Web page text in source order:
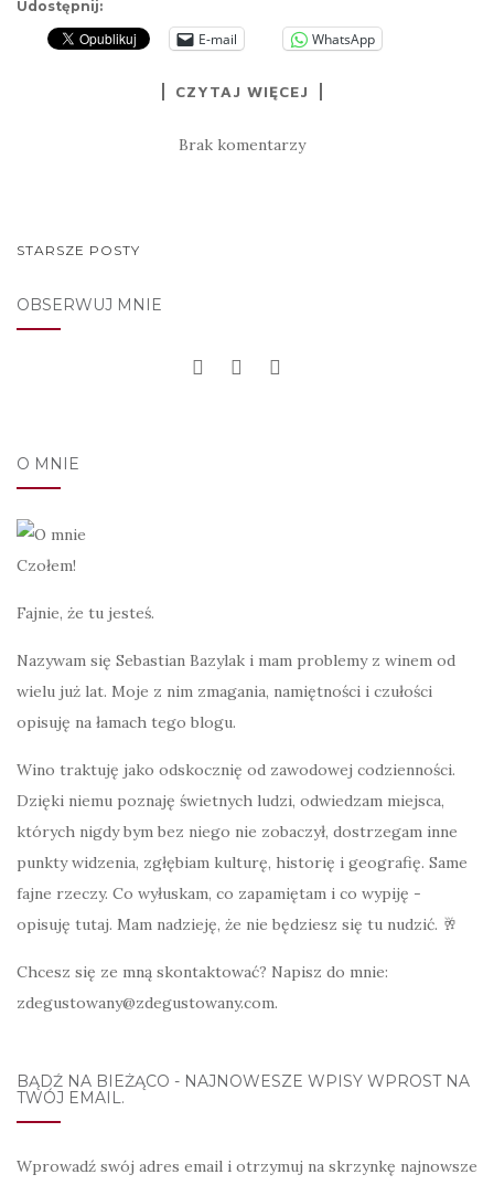
Udostępnij:
E-mail WhatsApp
CZYTAJ WIĘCEJ
Brak komentarzy
NAWIGACJA
STARSZE POSTY
OBSERWUJ MNIE
O MNIE
Czołem!
Fajnie, że tu jesteś.
Nazywam się Sebastian Bazylak i mam problemy z winem od
wielu już lat. Moje z nim zmagania, namiętności i czułości
opisuję na łamach tego blogu.
Wino traktuję jako odskocznię od zawodowej codzienności.
Dzięki niemu poznaję świetnych ludzi, odwiedzam miejsca,
których nigdy bym bez niego nie zobaczył, dostrzegam inne
punkty widzenia, zgłębiam kulturę, historię i geografię. Same
fajne rzeczy. Co wyłuskam, co zapamiętam i co wypiję -
opisuję tutaj. Mam nadzieję, że nie będziesz się tu nudzić. 🥂
Chcesz się ze mną skontaktować? Napisz do mnie:
zdegustowany@zdegustowany.com.
BĄDŹ NA BIEŻĄCO - NAJNOWESZE WPISY WPROST NA
TWÓJ EMAIL.
Wprowadź swój adres email i otrzymuj na skrzynkę najnowsze